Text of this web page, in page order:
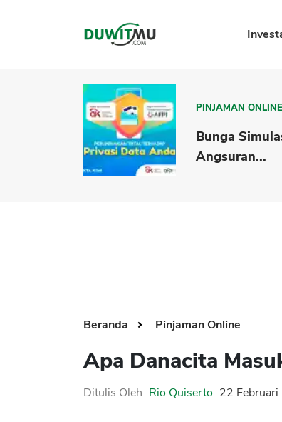
PINJAMAN ONLINE
Bunga
Angsuran...
Beranda Pinjaman Online
Apa Danacita
Ditulis Oleh Rio Quiserto 22